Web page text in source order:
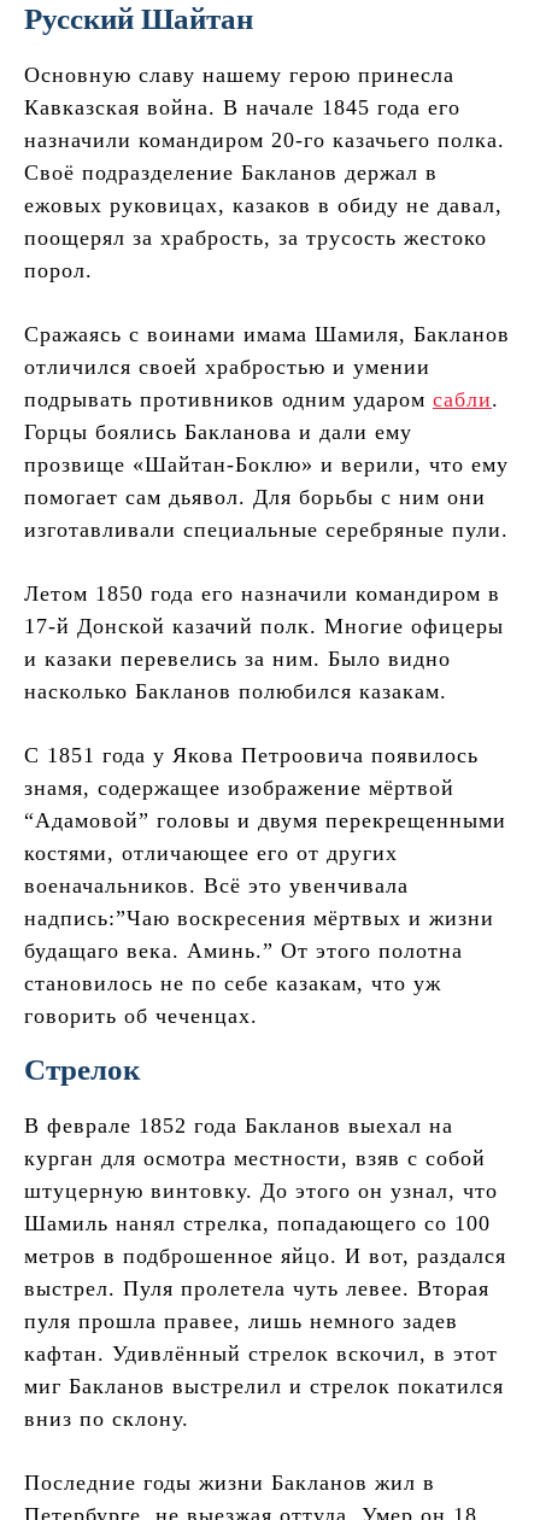
Русский Шайтан
Основную славу нашему герою принесла
Кавказская война. В начале 1845 года его
назначили командиром 20-го казачьего полка.
Своё подразделение Бакланов держал в
ежовых руковицах, казаков в обиду не давал,
поощерял за храбрость, за трусость жестоко
порол.
Сражаясь с воинами имама Шамиля, Бакланов
отличился своей храбростью и умении
подрывать противников одним ударом сабли.
Горцы боялись Бакланова и дали ему
прозвище «Шайтан-Боклю» и верили, что ему
помогает сам дьявол. Для борьбы с ним они
изготавливали специальные серебряные пули.
Летом 1850 года его назначили командиром в
17-й Донской казачий полк. Многие офицеры
и казаки перевелись за ним. Было видно
насколько Бакланов полюбился казакам.
С 1851 года у Якова Петроовича появилось
знамя, содержащее изображение мёртвой
“Адамовой” головы и двумя перекрещенными
костями, отличающее его от других
военачальников. Всё это увенчивала
надпись:”Чаю воскресения мёртвых и жизни
будащаго века. Аминь.” От этого полотна
становилось не по себе казакам, что уж
говорить об чеченцах.
Стрелок
В феврале 1852 года Бакланов выехал на
курган для осмотра местности, взяв с собой
штуцерную винтовку. До этого он узнал, что
Шамиль нанял стрелка, попадающего со 100
метров в подброшенное яйцо. И вот, раздался
выстрел. Пуля пролетела чуть левее. Вторая
пуля прошла правее, лишь немного задев
кафтан. Удивлённый стрелок вскочил, в этот
миг Бакланов выстрелил и стрелок покатился
вниз по склону.
Последние годы жизни Бакланов жил в
Петербурге, не выезжая оттуда. Умер он 18